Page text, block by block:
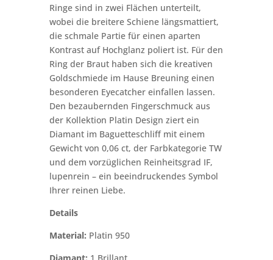
Ringe sind in zwei Flächen unterteilt,
wobei die breitere Schiene längsmattiert,
die schmale Partie für einen aparten
Kontrast auf Hochglanz poliert ist. Für den
Ring der Braut haben sich die kreativen
Goldschmiede im Hause Breuning einen
besonderen Eyecatcher einfallen lassen.
Den bezaubernden Fingerschmuck aus
der Kollektion Platin Design ziert ein
Diamant im Baguetteschliff mit einem
Gewicht von 0,06 ct, der Farbkategorie TW
und dem vorzüglichen Reinheitsgrad IF,
lupenrein – ein beeindruckendes Symbol
Ihrer reinen Liebe.
Details
Material: Platin 950